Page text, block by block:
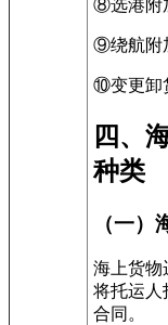
⑧选港附
⑨绕航附
⑩变更卸
四、
种类
（一
海上货物
将托运人
合同。